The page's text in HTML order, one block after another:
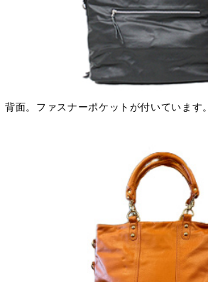
背面。ファスナーポケットが付いています。